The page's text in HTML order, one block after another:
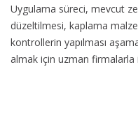
Uygulama süreci, mevcut
düzeltilmesi, kaplama
kontrollerin yapılması
almak için uzman firmalarla